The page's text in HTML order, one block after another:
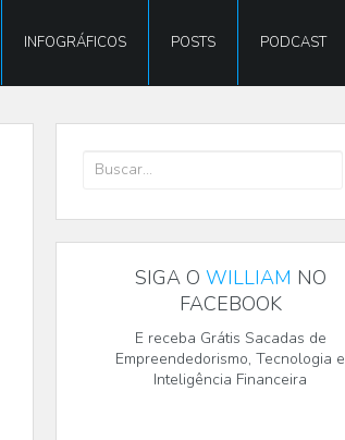
INFOGRÁFICOS POSTS PODCAST
SIGA O WILLIAM NO
FACEBOOK
E receba Grátis Sacadas de
Empreendedorismo, Tecnologia e
Inteligência Financeira